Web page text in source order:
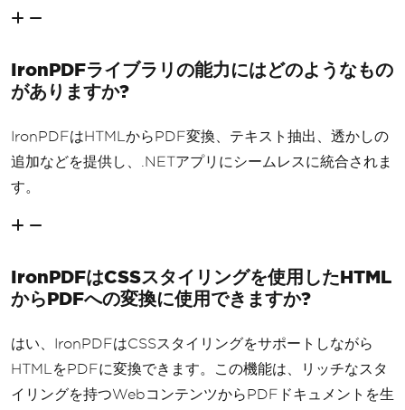
IronPDFライブラリの能力にはどのようなもの
がありますか?
IronPDFはHTMLからPDF変換、テキスト抽出、透かしの
追加などを提供し、.NETアプリにシームレスに統合されま
す。
IronPDFはCSSスタイリングを使用したHTML
からPDFへの変換に使用できますか?
はい、IronPDFはCSSスタイリングをサポートしながら
HTMLをPDFに変換できます。この機能は、リッチなスタ
イリングを持つWebコンテンツからPDFドキュメントを生